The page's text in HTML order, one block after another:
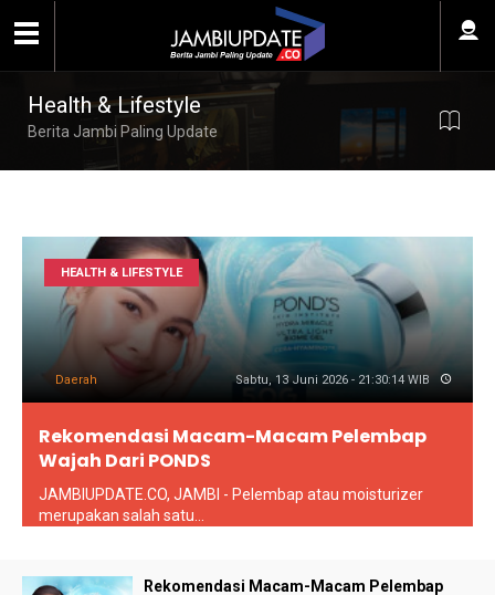
Health & Lifestyle
Berita Jambi Paling Update
HEALTH & LIFESTYLE
Daerah Sabtu, 13 Juni 2026 - 21:30:14 WIB
Rekomendasi Macam-Macam Pelembap
Wajah Dari PONDS
JAMBIUPDATE.CO, JAMBI - Pelembap atau moisturizer
merupakan salah satu...
Rekomendasi Macam-Macam Pelembap